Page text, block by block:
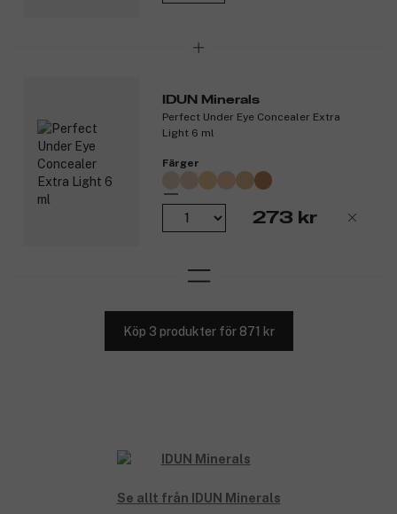
IDUN Minerals
Perfect Under Eye Concealer Extra
Light 6 ml
Färger
273 kr
Köp 3 produkter för 871 kr
Se allt från IDUN Minerals